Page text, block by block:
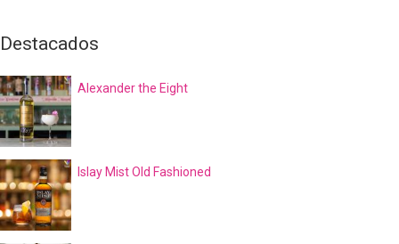
Destacados
Alexander the Eight
Islay Mist Old Fashioned